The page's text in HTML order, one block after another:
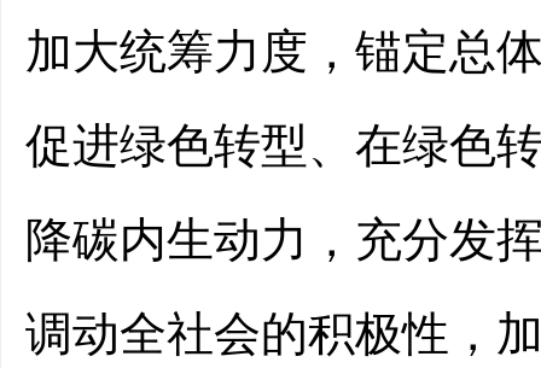
加大统筹力度，锚定总
促进绿色转型、在绿色
降碳内生动力，充分发
调动全社会的积极性，